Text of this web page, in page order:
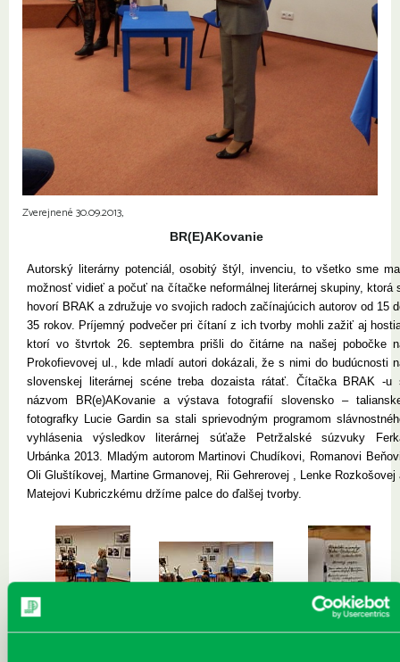
Zverejnené 30.09.2013,
BR(E)AKovanie
Autorský literárny potenciál, osobitý štýl, invenciu, to všetko sme
možnosť vidieť a počuť na čítačke neformálnej literárnej skupiny, ktorá
hovorí BRAK a združuje vo svojich radoch začínajúcich autorov od 15
35 rokov. Príjemný podvečer pri čítaní z ich tvorby mohli zažiť aj
ktorí vo štvrtok 26. septembra prišli do čitárne na našej pobočke
Prokofievovej ul., kde mladí autori dokázali, že s nimi do budúcnosti
slovenskej literárnej scéne treba dozaista rátať. Čítačka BRAK -u
názvom BR(e)AKovanie a výstava fotografií slovensko –
fotografky Lucie Gardin sa stali sprievodným programom
vyhlásenia výsledkov literárnej súťaže Petržalské súzvuky
Urbánka 2013. Mladým autorom Martinovi Chudíkovi, Romanovi
Oli Gluštíkovej, Martine Grmanovej, Rii Gehrerovej , Lenke Rozkošovej
Matejovi Kubriczkému držíme palce do ďalšej tvorby.